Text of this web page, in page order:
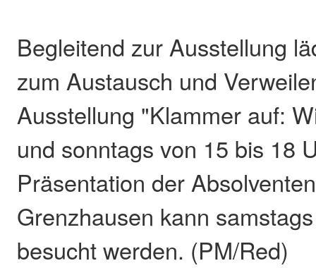
Begleitend zur Ausstellung
zum Austausch und
Ausstellung "Klammer auf:
und sonntags von 15 bis 18
Präsentation der
Grenzhausen kann
besucht werden. (PM/Red)